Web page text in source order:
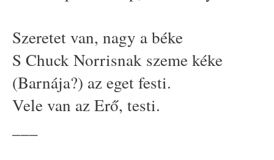
Szeretet van, nagy a béke
S Chuck Norrisnak szeme kéke
(Barnája?) az eget festi.
Vele van az Erő, testi.